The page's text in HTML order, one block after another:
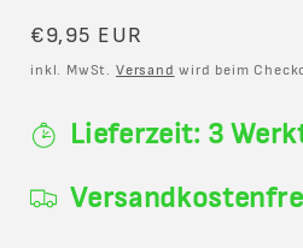
Normaler
Preis
€9,95 EUR
inkl. MwSt. Versand wird beim
Lieferzeit: 3